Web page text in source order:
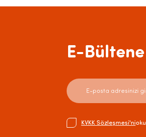
E-Bültene
KVKK Sözleşmesi'ni